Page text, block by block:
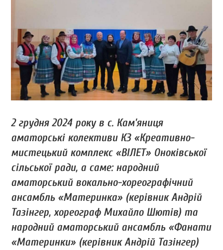
2 грудня 2024 року в с. Кам’яниця
аматорські колективи КЗ «Креативно-
мистецький комплекс «ВІЛЕТ» Оноківської
сільської ради, а саме: народний
аматорський вокально-хореографічний
ансамбль «Материнка» (керівник Андрій
Тазінгер, хореограф Михайло Шютів) та
народний аматорський ансамбль «Фанати
«Материнки» (керівник Андрій Тазінгер)